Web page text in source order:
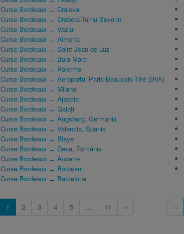
Curse Bordeaux ↔ Craiova
Curse Bordeaux ↔ Drobeta-Turnu Severin
Curse Bordeaux ↔ Vaslui
Curse Bordeaux ↔ Almería
Curse Bordeaux ↔ Saint-Jean-de-Luz
Curse Bordeaux ↔ Baia Mare
Curse Bordeaux ↔ Palermo
Curse Bordeaux ↔ Aeroportul Paris-Beauvais-Tillé (BVA)
Curse Bordeaux ↔ Milano
Curse Bordeaux ↔ Ajaccio
Curse Bordeaux ↔ Galați
Curse Bordeaux ↔ Augsburg, Germania
Curse Bordeaux ↔ Valencia, Spania
Curse Bordeaux ↔ Blaye
Curse Bordeaux ↔ Deva, România
Curse Bordeaux ↔ Auxerre
Curse Bordeaux ↔ Botoșani
Curse Bordeaux ↔ Barcelona
1 2 3 4 5 ... 11 » «